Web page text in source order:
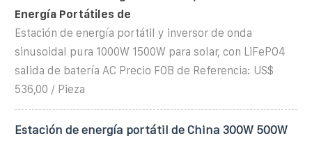
Energía Portátiles de
Estación de energía portátil y inversor de onda
sinusoidal pura 1000W 1500W para solar, con LiFePO4
salida de batería AC Precio FOB de Referencia: US$
536,00 / Pieza
Estación de energía portátil de China 300W 500W